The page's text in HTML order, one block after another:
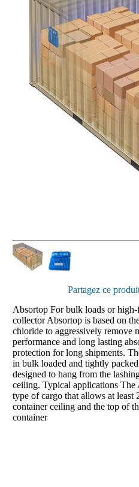
Partagez ce
Absortop For bulk loads or
collector Absortop is based on
chloride to aggressively remove
performance and long lasting
protection for long shipments.
in bulk loaded and tightly
designed to hang from the
ceiling. Typical applications The
type of cargo that allows at least
container ceiling and the top of
container